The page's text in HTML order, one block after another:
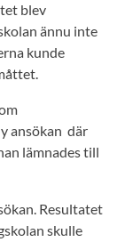
blev
ännu inte
kunde
ansökan där
lämnades till
Resultatet
skulle